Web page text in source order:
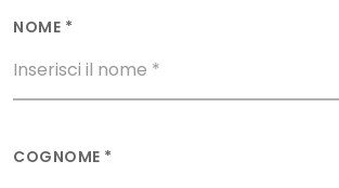
NOME *
COGNOME *